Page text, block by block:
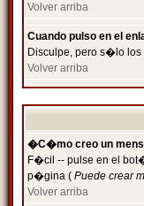
Volver arriba
Cuando pulso en el
Disculpe, pero s�lo los
Volver arriba
�C�mo creo un
F�cil -- pulse en el
p�gina ( Puede crear
Volver arriba